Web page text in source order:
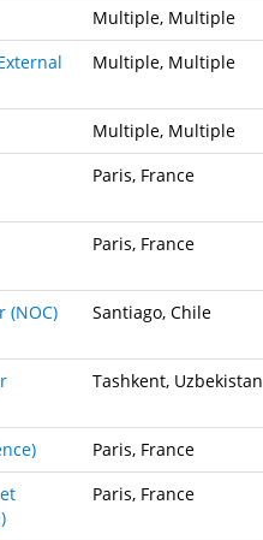
Multiple, Multiple
Multiple, Multiple
Multiple, Multiple
Paris, France
Paris, France
(NOC)
Santiago, Chile
Tashkent, Uzbekistan
Paris, France
Paris, France